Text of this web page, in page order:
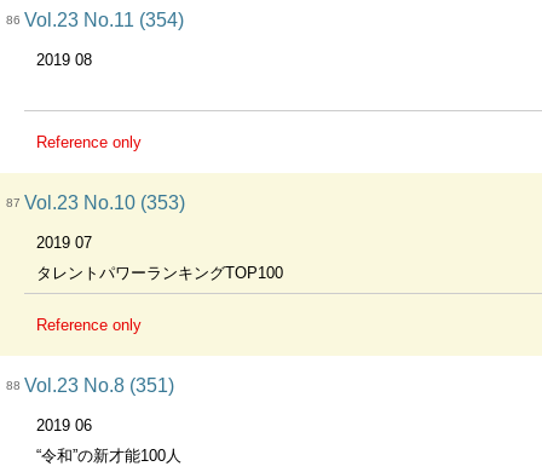
86 Vol.23 No.11 (354)
2019 08
Reference only
87 Vol.23 No.10 (353)
2019 07
タレントパワーランキングTOP100
Reference only
88 Vol.23 No.8 (351)
2019 06
“令和”の新才能100人